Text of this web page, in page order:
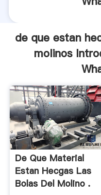
de que estan
molinos
De Que Material
Estan Hecgas Las
Bolas Del Molino .